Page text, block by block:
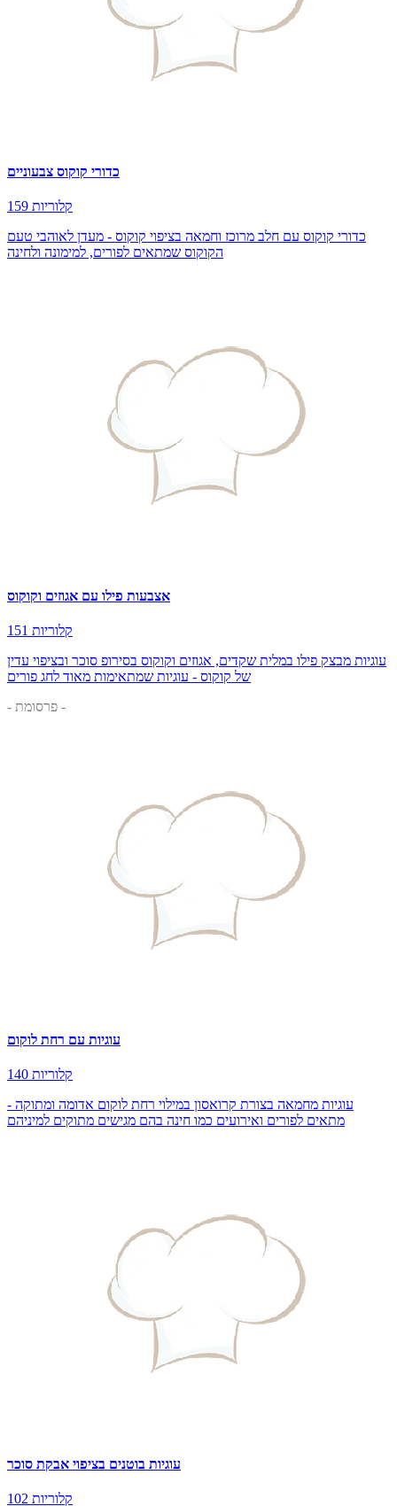
כדורי קוקוס צבעוניים
159 קלוריות
כדורי קוקוס עם חלב מרוכז וחמאה בציפוי קוקוס - מעדן לאוהבי טעם
הקוקוס שמתאים לפורים, למימונה ולחינה
אצבעות פילו עם אגוזים וקוקוס
151 קלוריות
עוגיות מבצק פילו במלית שקדים, אגוזים וקוקוס בסירופ סוכר ובציפוי עדין
של קוקוס - עוגיות שמתאימות מאוד לחג פורים
- פרסומת -
עוגיות עם רחת לוקום
140 קלוריות
עוגיות מחמאה בצורת קרואסון במילוי רחת לוקום אדומה ומתוקה -
מתאים לפורים ואירועים כמו חינה בהם מגישים מתוקים למיניהם
עוגיות בוטנים בציפוי אבקת סוכר
102 קלוריות